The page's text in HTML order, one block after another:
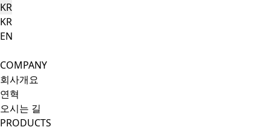
KR
KR
EN
Search Button
Menu Button
COMPANY
회사개요
연혁
오시는 길
PRODUCTS